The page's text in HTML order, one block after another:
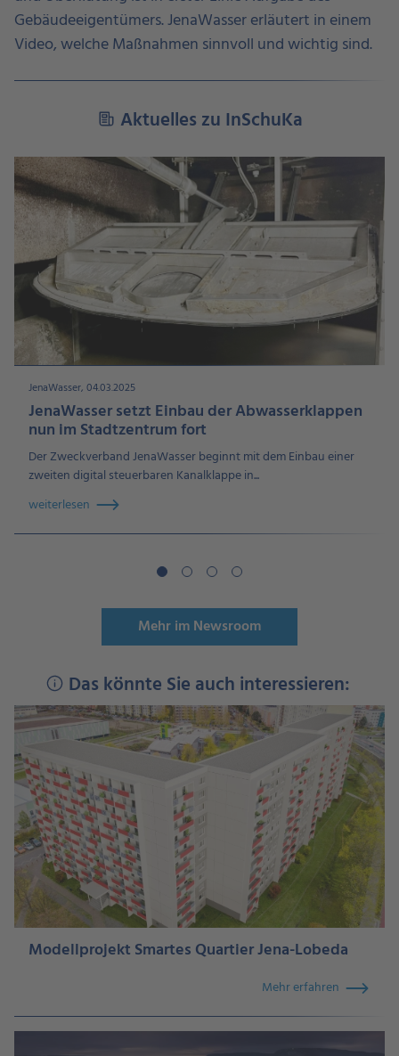
Gebäudeeigentümers. JenaWasser erläutert in einem
Video, welche Maßnahmen sinnvoll und wichtig sind.
Aktuelles zu InSchuKa
JenaWasser, 04.03.2025
JenaWasser setzt Einbau der Abwasserklappen
nun im Stadtzentrum fort
Der Zweckverband JenaWasser beginnt mit dem Einbau einer
zweiten digital steuerbaren Kanalklappe in...
weiterlesen
Mehr im Newsroom
Das könnte Sie auch interessieren:
Modellprojekt Smartes Quartier Jena-Lobeda
Mehr erfahren